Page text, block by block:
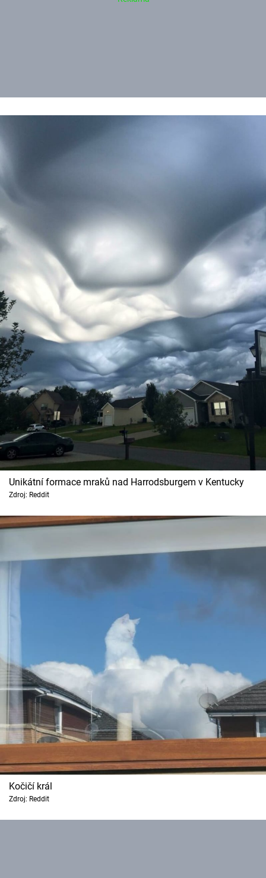
Unikátní formace mraků nad Harrodsburgem v Kentucky
Zdroj: Reddit
Kočičí král
Zdroj: Reddit